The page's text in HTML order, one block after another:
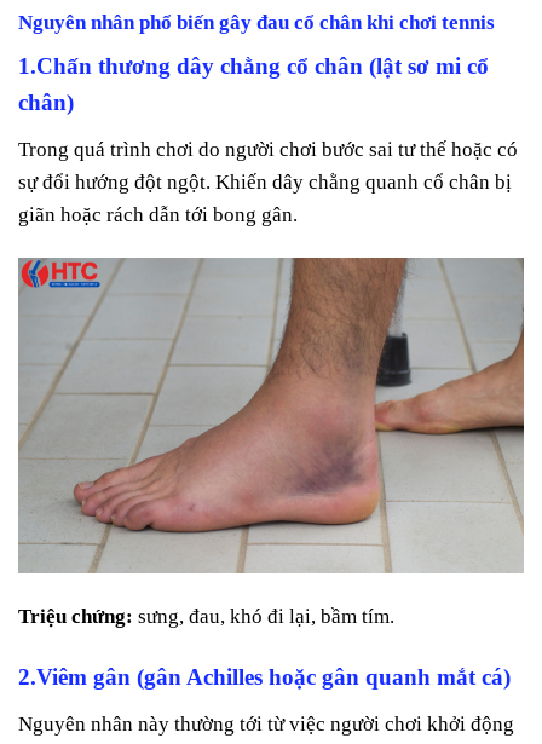
Nguyên nhân phổ biến gây đau cổ chân khi chơi tennis
1.Chấn thương dây chằng cổ chân (lật sơ mi cổ
chân)
Trong quá trình chơi do người chơi bước sai tư thế hoặc có
sự đổi hướng đột ngột. Khiến dây chằng quanh cổ chân bị
giãn hoặc rách dẫn tới bong gân.
Triệu chứng: sưng, đau, khó đi lại, bầm tím.
2.Viêm gân (gân Achilles hoặc gân quanh mắt cá)
Nguyên nhân này thường tới từ việc người chơi khởi động